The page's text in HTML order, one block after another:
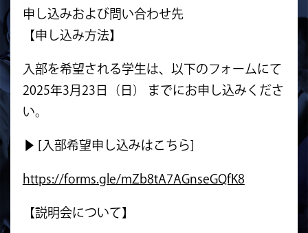
申し込みおよび問い合わせ先
【申し込み方法】
入部を希望される学生は、以下のフォームにて
2025年3月23日（日） までにお申し込みくださ
い。
▶︎ [入部希望申し込みはこちら]
https://forms.gle/mZb8tA7AGnseGQfK8
【説明会について】